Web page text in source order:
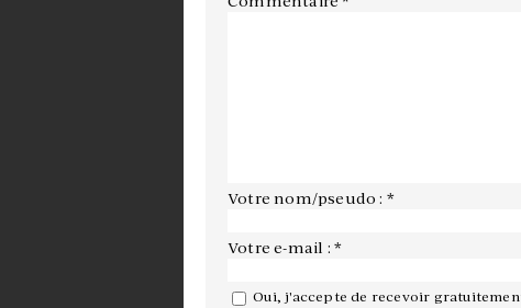
Votre nom/pseudo : *
Votre e-mail : *
Oui, j'accepte de recevoir